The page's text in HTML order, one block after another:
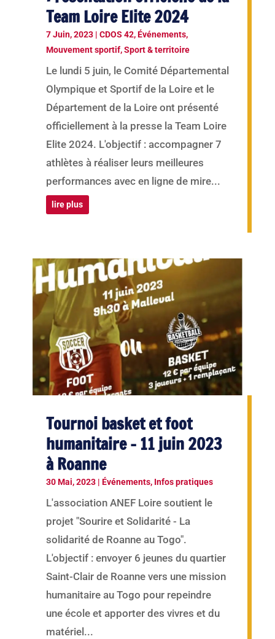
Team Loire Elite 2024
7 Juin, 2023| CDOS 42,Événements,
Mouvement sportif,Sport & territoire
Le lundi 5 juin, le Comité Départemental
Olympique et Sportif de la Loire et le
Département de la Loire ont présenté
officiellement à la presse la Team Loire
Elite 2024. L'objectif : accompagner 7
athlètes à réaliser leurs meilleures
performances avec en ligne de mire...
lire plus
Tournoi basket et foot
humanitaire – 11 juin 2023
à Roanne
30 Mai, 2023| Événements, Infos pratiques
L'association ANEF Loire soutient le
projet "Sourire et Solidarité - La
solidarité de Roanne au Togo".
L'objectif : envoyer 6 jeunes du quartier
Saint-Clair de Roanne vers une mission
humanitaire au Togo pour repeindre
une école et apporter des vivres et du
matériel...